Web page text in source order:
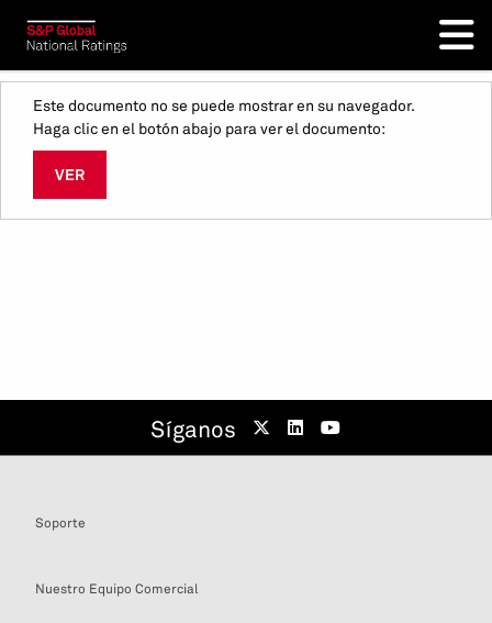
Este documento no se puede mostrar en su navegador.
Haga clic en el botón abajo para ver el documento:
VER
Síganos
Soporte
Nuestro Equipo Comercial